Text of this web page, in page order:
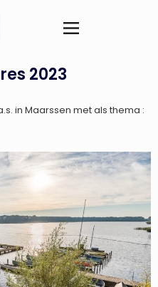
2023
in Maarssen met als thema :